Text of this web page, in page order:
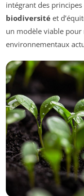
intégrant des
biodiversité et
un modèle viable
environnementaux